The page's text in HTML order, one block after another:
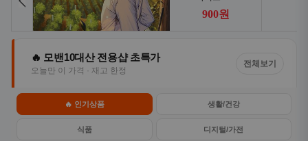
🔥 모밴10대산 전용샵 초특가
오늘만 이 가격 · 재고 한정
전체보기
🔥 인기상품 생활/건강
식품 디지털/가전